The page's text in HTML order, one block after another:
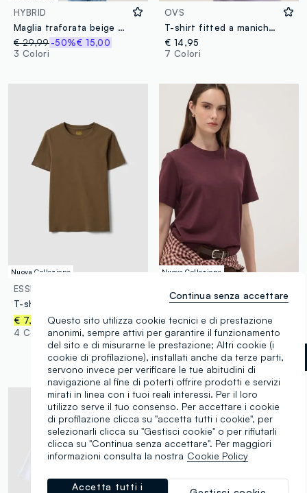
HYBRID
Maglia traforata beige a righe azzurre in cotone elasticizzato regular fit
€ 29,99-50%€ 15,00
3 Colori
OVS
T-shirt fitted a maniche corte in cotone elasticizzato viola
€ 14,95
7 Colori
Nuova Collezione
ESSENTIALS
€ 7,95
4 Colori
Nuova Collezione
T-shirt viola in puro cotone relaxed fit
€ 14,95
6 Colori
Viola label.selectsize
Questo sito utilizza cookie tecnici e di prestazione
anonimi, sempre attivi per garantire il funzionamento
del sito e di misurarne le prestazione; Altri cookie (i
cookie di profilazione), installati anche da terze parti,
servono invece per verificare le tue abitudini di
navigazione al fine di poterti offrire prodotti e servizi
mirati in linea con i tuoi reali interessi. Per il loro
utilizzo serve il tuo consenso. Per accettare i cookie
di profilazione clicca su "accetta tutti i cookie", per
selezionarli clicca su "Gestisci cookie" o per rifiutarli
clicca su "Continua senza accettare". Per maggiori
informazioni consulta la nostra Cookie Policy
Accetta tutti i
Continua senza accettare